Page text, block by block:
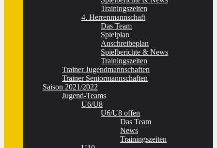
Trainingszeiten
4. Herrenmannschaft
Das Team
Spielplan
Anschreibeplan
Spielberichte & News
Trainingszeiten
Trainer Jugendmannschaften
Trainer Seniormannschaften
Saison 2021/2022
Jugend-Teams
U6/U8
U6/U8 offen
Das Team
News
Trainingszeiten